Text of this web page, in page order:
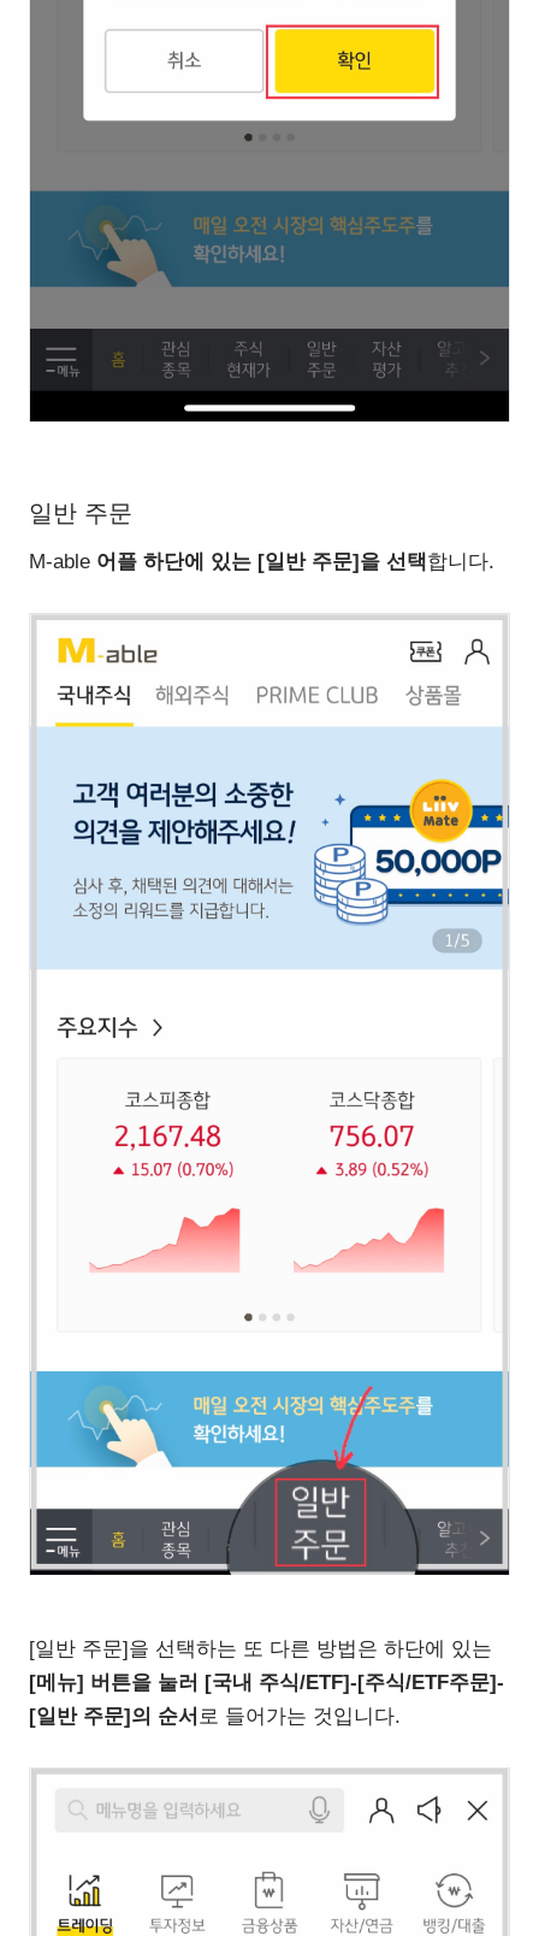
일반 주문
M-able 어플 하단에 있는 [일반 주문]을 선택합니다.
[일반 주문]을 선택하는 또 다른 방법은 하단에 있는
[메뉴] 버튼을 눌러 [국내 주식/ETF]-[주식/ETF주문]-
[일반 주문]의 순서 로 들어가는 것입니다.